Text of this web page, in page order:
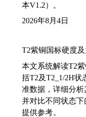
本V1.2）。
2026年8月4日
T2紫铜国标硬度
本文系统解读T2
括T2及T2_1/2H状
准数据，详细分析
并对比不同状态
提供参考。